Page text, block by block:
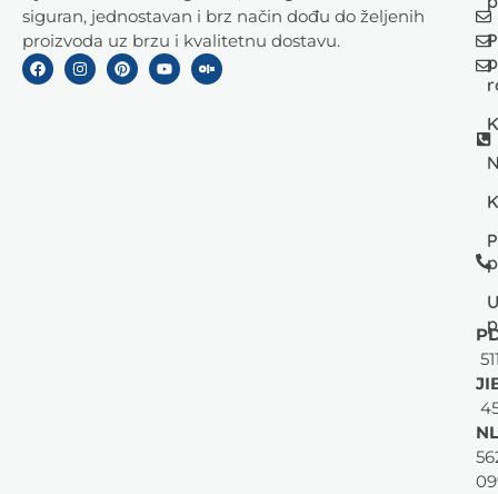
siguran, jednostavan i brz način dođu do željenih
proizvoda uz brzu i kvalitetnu dostavu.